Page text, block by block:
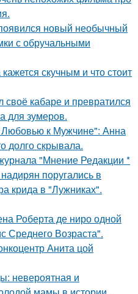
новый необычный
с обручальными
скучным и что стоит
своё кабаре и превратился
для зумеров.
к Мужчине": Анна
долго скрывала.
"Мнение Редакции *
поругались в
крида в "Лужниках".
Роберта де ниро одной
Среднего Возраста".
Анита цой
невероятная и